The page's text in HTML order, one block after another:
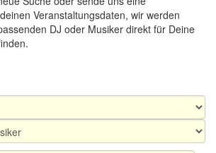
Veranstaltungsdaten, wir werden
DJ oder Musiker direkt für Deine